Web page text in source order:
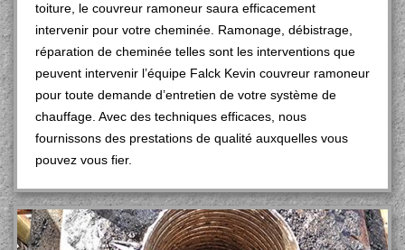
toiture, le couvreur ramoneur saura efficacement
intervenir pour votre cheminée. Ramonage, débistrage,
réparation de cheminée telles sont les interventions que
peuvent intervenir l’équipe Falck Kevin couvreur ramoneur
pour toute demande d’entretien de votre système de
chauffage. Avec des techniques efficaces, nous
fournissons des prestations de qualité auxquelles vous
pouvez vous fier.